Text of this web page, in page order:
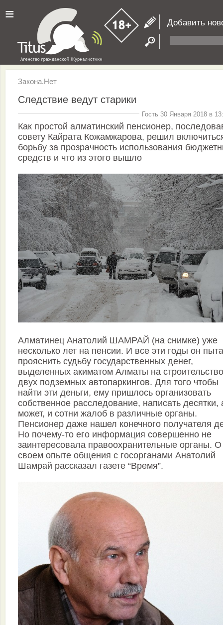
≡ Добавить
Закона.Нет
Следствие ведут старики
Гость 30 Января 2018 в
Как простой алматинский пенсионер,
совету Кайрата Кожамжарова, решил
борьбу за прозрачность использования
средств и что из этого вышло
Алматинец Анатолий ШАМРАЙ (на снимке) уже
несколько лет на пенсии. И все эти годы он
прояснить судьбу государственных денег,
выделенных акиматом Алматы на строительство
двух подземных автопаркингов. Для того чтобы
найти эти деньги, ему пришлось организовать
собственное расследование, написать десятки,
может, и сотни жалоб в различные органы.
Пенсионер даже нашел конечного получателя
Но почему-то его информация совершенно не
заинтересовала правоохранительные органы. О
своем опыте общения с госорганами Анатолий
Шамрай рассказал газете “Время”.